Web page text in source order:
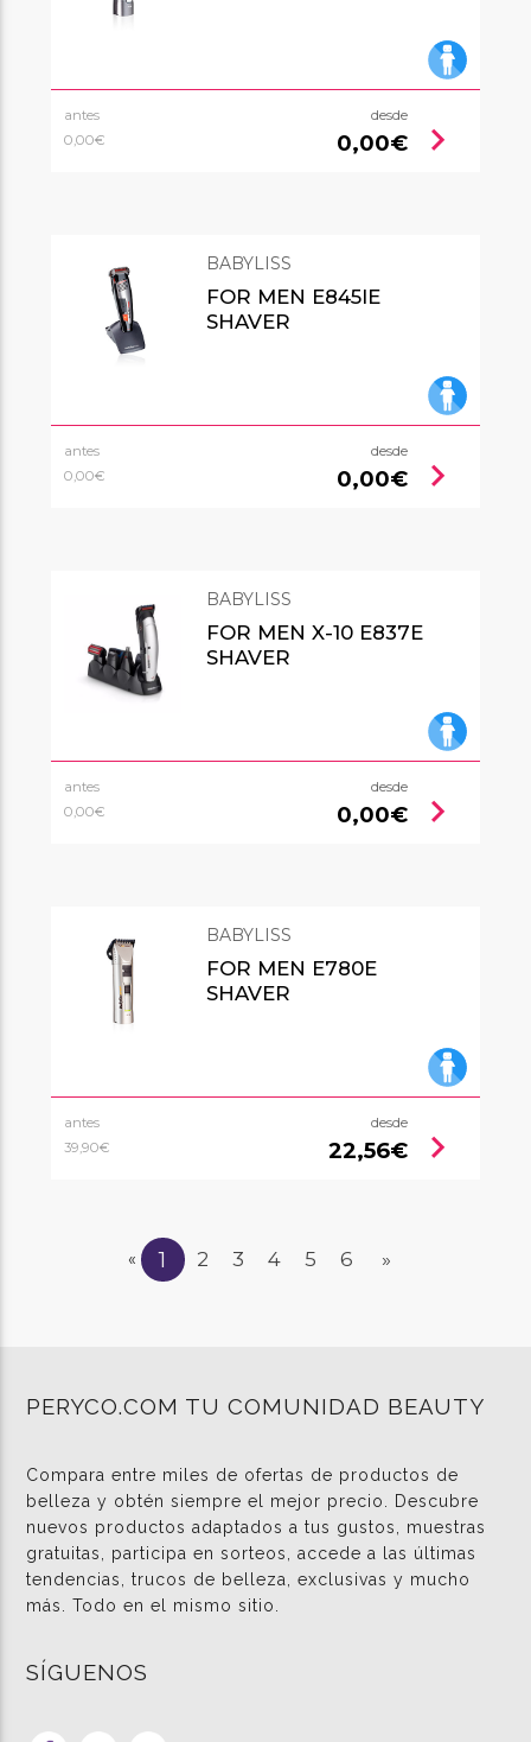
antes
0,00€
desde
0,00€ chevron_right
BABYLISS
FOR MEN E845IE
SHAVER
antes
0,00€
desde
0,00€ chevron_right
BABYLISS
FOR MEN X-10 E837E
SHAVER
antes
0,00€
desde
0,00€ chevron_right
BABYLISS
FOR MEN E780E
SHAVER
antes
39,90€
desde
22,56€ chevron_right
« 1 2 3 4 5 6 »
PERYCO.COM TU COMUNIDAD BEAUTY
Compara entre miles de ofertas de productos de
belleza y obtén siempre el mejor precio. Descubre
nuevos productos adaptados a tus gustos, muestras
gratuitas, participa en sorteos, accede a las últimas
tendencias, trucos de belleza, exclusivas y mucho
más. Todo en el mismo sitio.
SÍGUENOS